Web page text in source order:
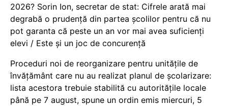
2026? Sorin Ion, secretar de stat: Cifrele arată mai
degrabă o prudență din partea școlilor pentru că nu
pot garanta că peste un an vor mai avea suficienți
elevi / Este și un joc de concurență
Proceduri noi de reorganizare pentru unitățile de
învățământ care nu au realizat planul de școlarizare:
lista acestora trebuie stabilită cu autoritățile locale
până pe 7 august, spune un ordin emis miercuri, 5